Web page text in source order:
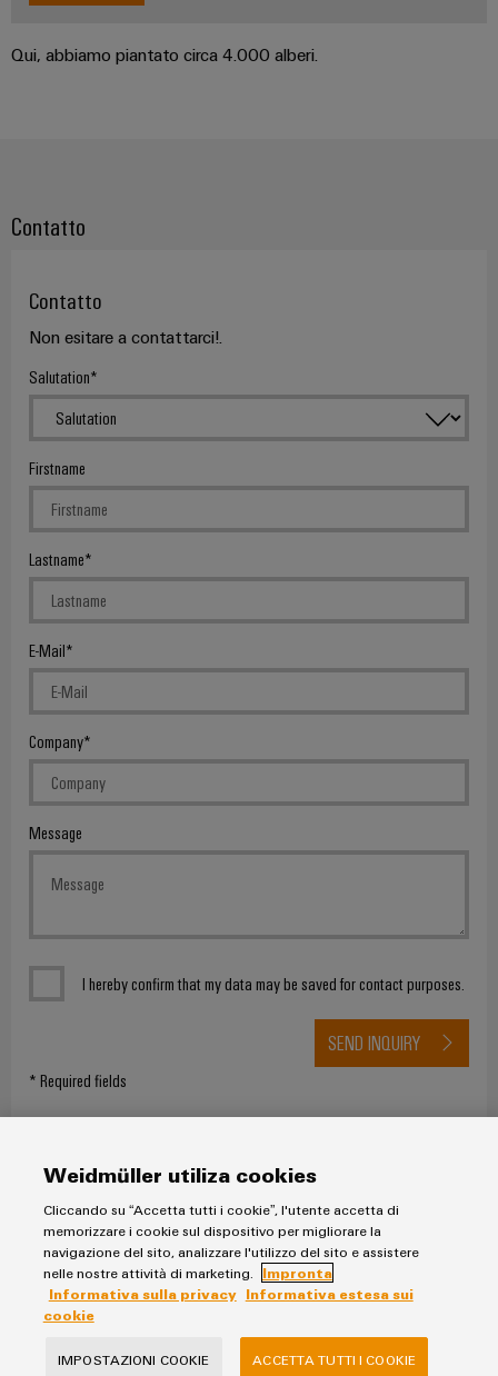
Qui, abbiamo piantato circa 4.000 alberi.
Contatto
Contatto
Non esitare a contattarci!.
Salutation
Firstname
Lastname
E-Mail
Company
Message
I hereby confirm that my data may be saved for contact purposes.
* Required fields
SEND INQUIRY
Informativa sulla privacy
Impronta
Informativa estesa sui cookie
Weidmüller utiliza cookies
Cliccando su “Accetta tutti i cookie”, l'utente accetta di
memorizzare i cookie sul dispositivo per migliorare la
navigazione del sito, analizzare l'utilizzo del sito e assistere
nelle nostre attività di marketing.
Impronta
Informativa sulla privacy Informativa estesa sui
cookie
IMPOSTAZIONI COOKIE ACCETTA TUTTI I COOKIE